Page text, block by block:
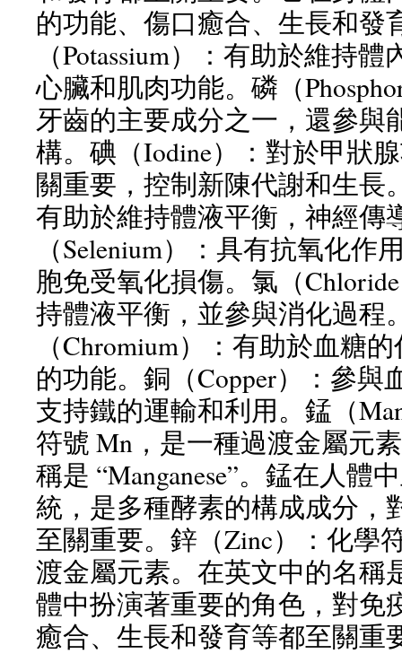
的功能、傷口癒合、生長和發
（Potassium）：有助於維持
心臟和肌肉功能。磷（
牙齒的主要成分之一，還參與
構。碘（Iodine）：對於甲狀
關重要，控制新陳代謝和生長
有助於維持體液平衡，神經傳
（Selenium）：具有抗氧化作
胞免受氧化損傷。氯（
持體液平衡，並參與消化過程
（Chromium）：有助於血糖
的功能。銅（Copper）：參與
支持鐵的運輸和利用。錳（
符號 Mn，是一種過渡金屬元
稱是 “Manganese”。錳在人體
統，是多種酵素的構成成分，
至關重要。鋅（Zinc）：化學
渡金屬元素。在英文中的名稱
體中扮演著重要的角色，對免
癒合、生長和發育等都至關重